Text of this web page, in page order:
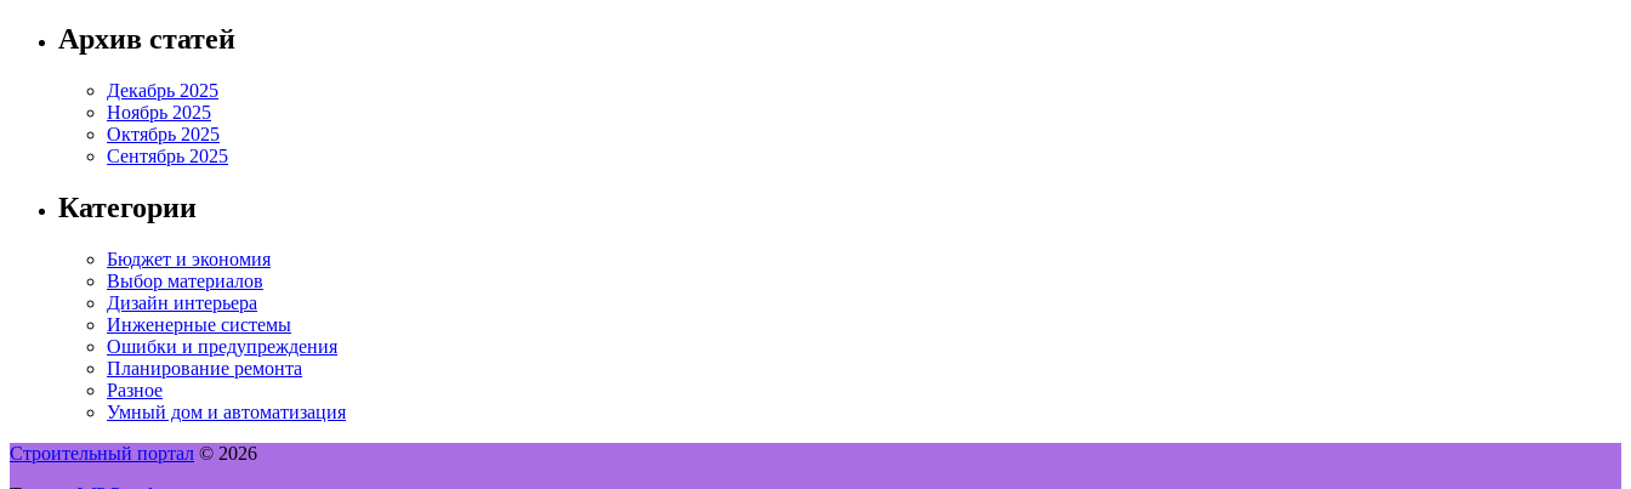
Архив статей
Декабрь 2025
Ноябрь 2025
Октябрь 2025
Сентябрь 2025
Категории
Бюджет и экономия
Выбор материалов
Дизайн интерьера
Инженерные системы
Ошибки и предупреждения
Планирование ремонта
Разное
Умный дом и автоматизация
Строительный портал © 2026